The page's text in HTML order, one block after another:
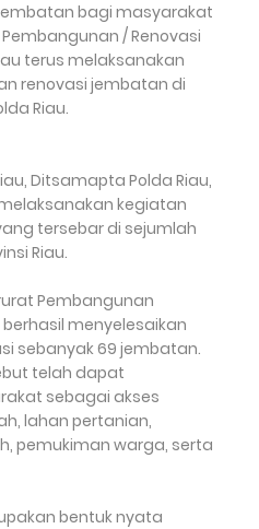
bagi masyarakat
/ Renovasi
terus melaksanakan
renovasi jembatan di
Riau.
Ditsamapta Polda Riau,
kegiatan
tersebar di sejumlah
Riau.
Pembangunan
menyelesaikan
sebanyak 69 jembatan.
telah dapat
sebagai akses
lahan pertanian,
pemukiman warga, serta
bentuk nyata